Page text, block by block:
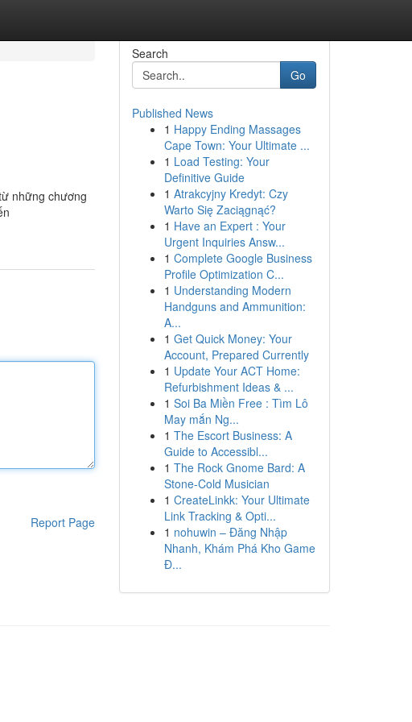
những chương
Report Page
Search
Go
Published News
1 Happy Ending Massages
Cape Town: Your Ultimate ...
1 Load Testing: Your
Definitive Guide
1 Atrakcyjny Kredyt: Czy
Warto Się Zaciągnąć?
1 Have an Expert : Your
Urgent Inquiries Answ...
1 Complete Google Business
Profile Optimization C...
1 Understanding Modern
Handguns and Ammunition:
A...
1 Get Quick Money: Your
Account, Prepared Currently
1 Update Your ACT Home:
Refurbishment Ideas & ...
1 Soi Ba Miền Free : Tìm Lô
May mắn Ng...
1 The Escort Business: A
Guide to Accessibl...
1 The Rock Gnome Bard: A
Stone-Cold Musician
1 CreateLinkk: Your Ultimate
Link Tracking & Opti...
1 nohuwin – Đăng Nhập
Nhanh, Khám Phá Kho Game
Đ...